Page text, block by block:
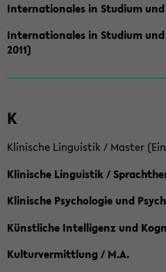
Internationales in Studium und
Internationales in Studium und
2011)
K
Klinische Linguistik / Master
Klinische Linguistik /
Klinische Psychologie und
Künstliche Intelligenz und
Kulturvermittlung / M.A.